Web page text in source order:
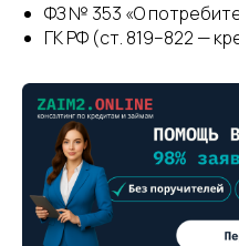
ФЗ № 353 «О
ГК РФ (ст. 819–822 —